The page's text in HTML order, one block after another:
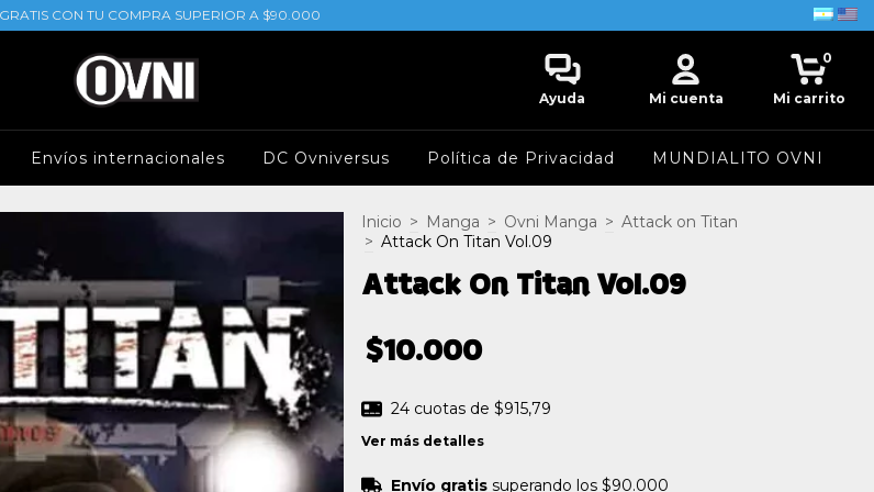
CON TU COMPRA SUPERIOR A $90.000
Ayuda Mi cuenta Mi carrito
0
Envíos internacionales DC Ovniversus Política de Privacidad MUNDIALITO OVNI
Inicio > Manga > Ovni Manga > Attack on Titan
> Attack On Titan Vol.09
Attack On Titan Vol.09
$10.000
24 cuotas de $915,79
Ver más detalles
Envío gratis superando los $90.000